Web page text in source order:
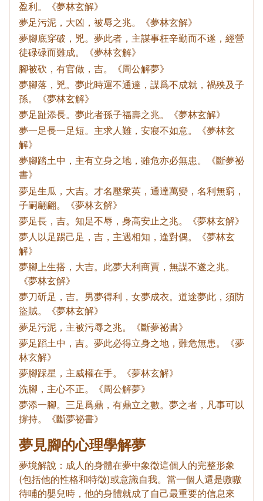
盈利。《夢林玄解》
夢足污泥，大凶，被辱之兆。《夢林玄解》
夢腳底穿破，兇。夢此者，主謀事枉辛勤而不遂，經營
徒碌碌而難成。《夢林玄解》
腳被砍，有官做，吉。《周公解夢》
夢腳落，兇。夢此時運不通達，謀爲不成就，禍殃及子
孫。《夢林玄解》
夢足趾添長。夢此者孫子福壽之兆。《夢林玄解》
夢一足長一足短。主求人難，安寢不如意。《夢林玄
解》
夢腳踏土中，主有立身之地，雖危亦必無患。《斷夢祕
書》
夢足生瓜，大吉。才名壓衆英，通達萬變，名利無窮，
子嗣翩翩。《夢林玄解》
夢足長，吉。知足不辱，身高安止之兆。《夢林玄解》
夢人以足踢己足，吉，主遇相知，逢對偶。《夢林玄
解》
夢腳上生搭，大吉。此夢大利商賈，無謀不遂之兆。
《夢林玄解》
夢刀斫足，吉。男夢得利，女夢成衣。道途夢此，須防
盜賊。《夢林玄解》
夢足污泥，主被污辱之兆。《斷夢祕書》
夢足蹈土中，吉。夢此必得立身之地，難危無患。《夢
林玄解》
夢腳踩星，主威權在手。《夢林玄解》
洗腳，主心不正。《周公解夢》
夢添一腳。三足爲鼎，有鼎立之數。夢之者，凡事可以
撐持。《斷夢祕書》
夢見腳的心理學解夢
夢境解說：成人的身體在夢中象徵這個人的完整形象
(包括他的性格和特徵)或意識自我。當一個人還是嗷嗷
待哺的嬰兒時，他的身體就成了自己最重要的信息來